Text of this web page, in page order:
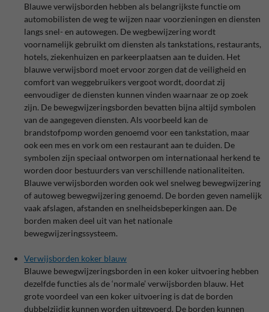
Blauwe verwijsborden hebben als belangrijkste functie om
automobilisten de weg te wijzen naar voorzieningen en diensten
langs snel- en autowegen. De wegbewijzering wordt
voornamelijk gebruikt om diensten als tankstations, restaurants,
hotels, ziekenhuizen en parkeerplaatsen aan te duiden. Het
blauwe verwijsbord moet ervoor zorgen dat de veiligheid en
comfort van weggebruikers vergoot wordt, doordat zij
eenvoudiger de diensten kunnen vinden waarnaar ze op zoek
zijn. De bewegwijzeringsborden bevatten bijna altijd symbolen
van de aangegeven diensten. Als voorbeeld kan de
brandstofpomp worden genoemd voor een tankstation, maar
ook een mes en vork om een restaurant aan te duiden. De
symbolen zijn speciaal ontworpen om internationaal herkend te
worden door bestuurders van verschillende nationaliteiten.
Blauwe verwijsborden worden ook wel snelweg bewegwijzering
of autoweg bewegwijzering genoemd. De borden geven namelijk
vaak afslagen, afstanden en snelheidsbeperkingen aan. De
borden maken deel uit van het nationale
bewegwijzeringssysteem.
Verwijsborden koker blauw
Blauwe bewegwijzeringsborden in een koker uitvoering hebben
dezelfde functies als de ‘normale’ verwijsborden blauw. Het
grote voordeel van een koker uitvoering is dat de borden
dubbelzijdig kunnen worden uitgevoerd. De borden kunnen